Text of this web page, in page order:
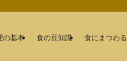
の基本 食の豆知識 食にまつわ